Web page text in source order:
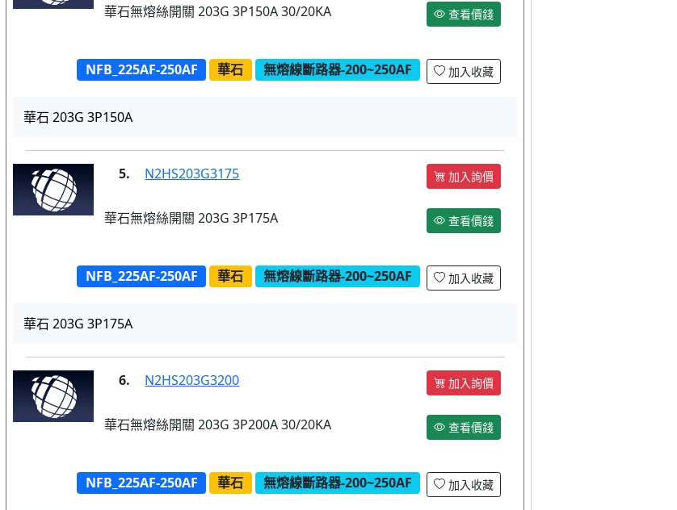
華石無熔絲開關 203G 3P150A 30/20KA 查看價錢
NFB_225AF-250AF 華石 無熔線斷路器-200~250AF 加入收藏
華石 203G 3P150A
5. N2HS203G3175 加入詢價
華石無熔絲開關 203G 3P175A 查看價錢
NFB_225AF-250AF 華石 無熔線斷路器-200~250AF 加入收藏
華石 203G 3P175A
6. N2HS203G3200 加入詢價
華石無熔絲開關 203G 3P200A 30/20KA 查看價錢
NFB_225AF-250AF 華石 無熔線斷路器-200~250AF 加入收藏